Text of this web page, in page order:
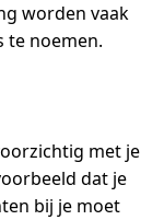
worden vaak
te noemen.
met je
dat je
bij je moet